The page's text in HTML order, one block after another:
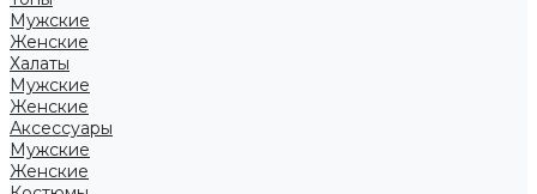
Мужские
Женские
Халаты
Мужские
Женские
Аксессуары
Мужские
Женские